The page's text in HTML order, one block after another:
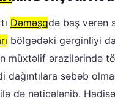
Dəməşqdə baş verən
bölgədəki gərginliyi
müxtəlif ərazilərində
dağıntılara səbəb
də nəticələnib.